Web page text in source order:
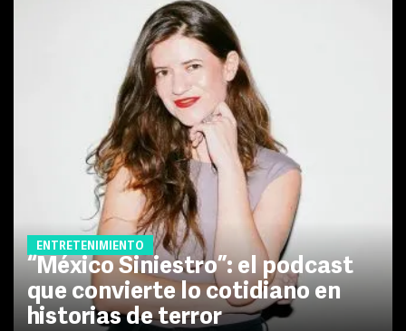
ENTRETENIMIENTO
“México Siniestro”: el podcast
que convierte lo cotidiano en
historias de terror